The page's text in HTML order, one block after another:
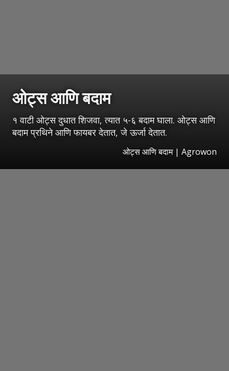
ओट्स आणि बदाम
१ वाटी ओट्स दुधात शिजवा, त्यात ५-६ बदाम घाला. ओट्स आणि
बदाम प्रथिने आणि फायबर देतात, जे ऊर्जा देतात.
ओट्स आणि बदाम | Agrowon